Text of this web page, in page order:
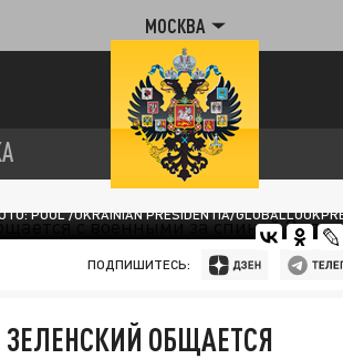
МОСКВА
POOL /UKRAINIAN PRESIDENTIA/
ПОДПИШИТЕСЬ:
ОБЩАЕТСЯ